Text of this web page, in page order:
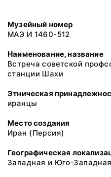
Музейный номер
МАЭ И 1460-512
Наименование, название
Встреча советской
станции Шахи
Этническая
иранцы
Место создания
Иран (Персия)
Географическая
Западная и Юго-